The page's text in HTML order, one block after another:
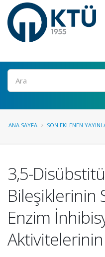
Ara
ANA SAYFA SON EKLENEN
3,5-
Bileşiklerinin
Enzim